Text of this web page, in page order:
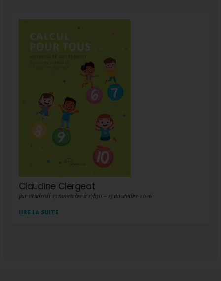
Claudine Clergeat
par vendredi 13 novembre à 17h30 - 13 novembre 2026
LIRE LA SUITE